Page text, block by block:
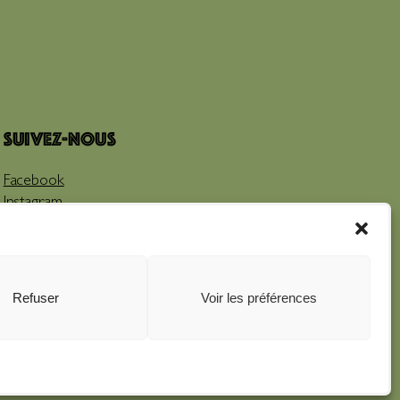
Refuser Voir les préférences
Suivez-nous
Facebook
Instagram